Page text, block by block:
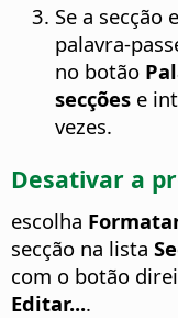
Se a secção
palavra-
no botão
secções e
vezes.
Desativar a
escolha
secção na lista
com o botão
Editar....